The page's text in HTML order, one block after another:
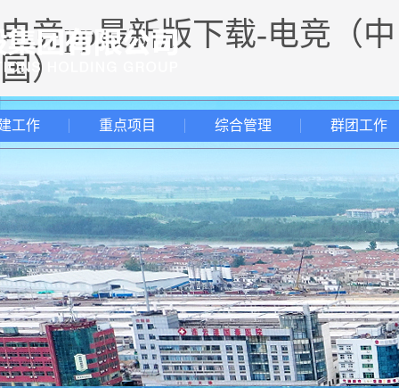
电竞pp最新版下载-电竞（中
国）
工作 重点项目 综合管理 群团工作